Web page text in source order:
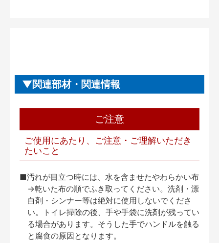
関連部材・関連情報
ご注意
ご使用にあたり、ご注意・ご理解いただき
たいこと
■汚れが目立つ時には、水を含ませたやわらかい布
→乾いた布の順でふき取ってください。洗剤・漂
白剤・シンナー等は絶対に使用しないでくださ
い。トイレ掃除の後、手や手袋に洗剤が残ってい
る場合があります。そうした手でハンドルを触る
と腐食の原因となります。